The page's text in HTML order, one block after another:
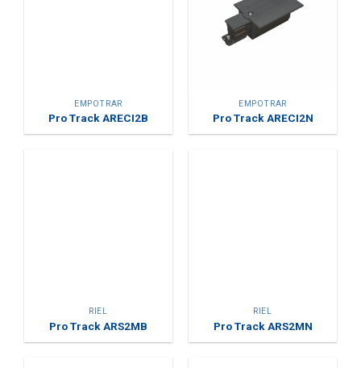
EMPOTRAR
Pro Track ARECI2B
EMPOTRAR
Pro Track ARECI2N
RIEL
Pro Track ARS2MB
RIEL
Pro Track ARS2MN